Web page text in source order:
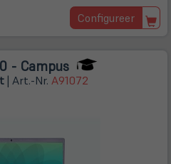
Configureer
- Campus
| Art.-Nr. A91072